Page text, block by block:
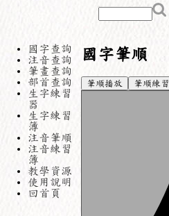
國字查詢
注音查詢
筆畫查詢
部首查詢
生字練習
器
生字練習
簿
注音筆順
注音練習
簿
教學資源
使用說明
回首頁
國字筆順
筆順播放 筆順練習